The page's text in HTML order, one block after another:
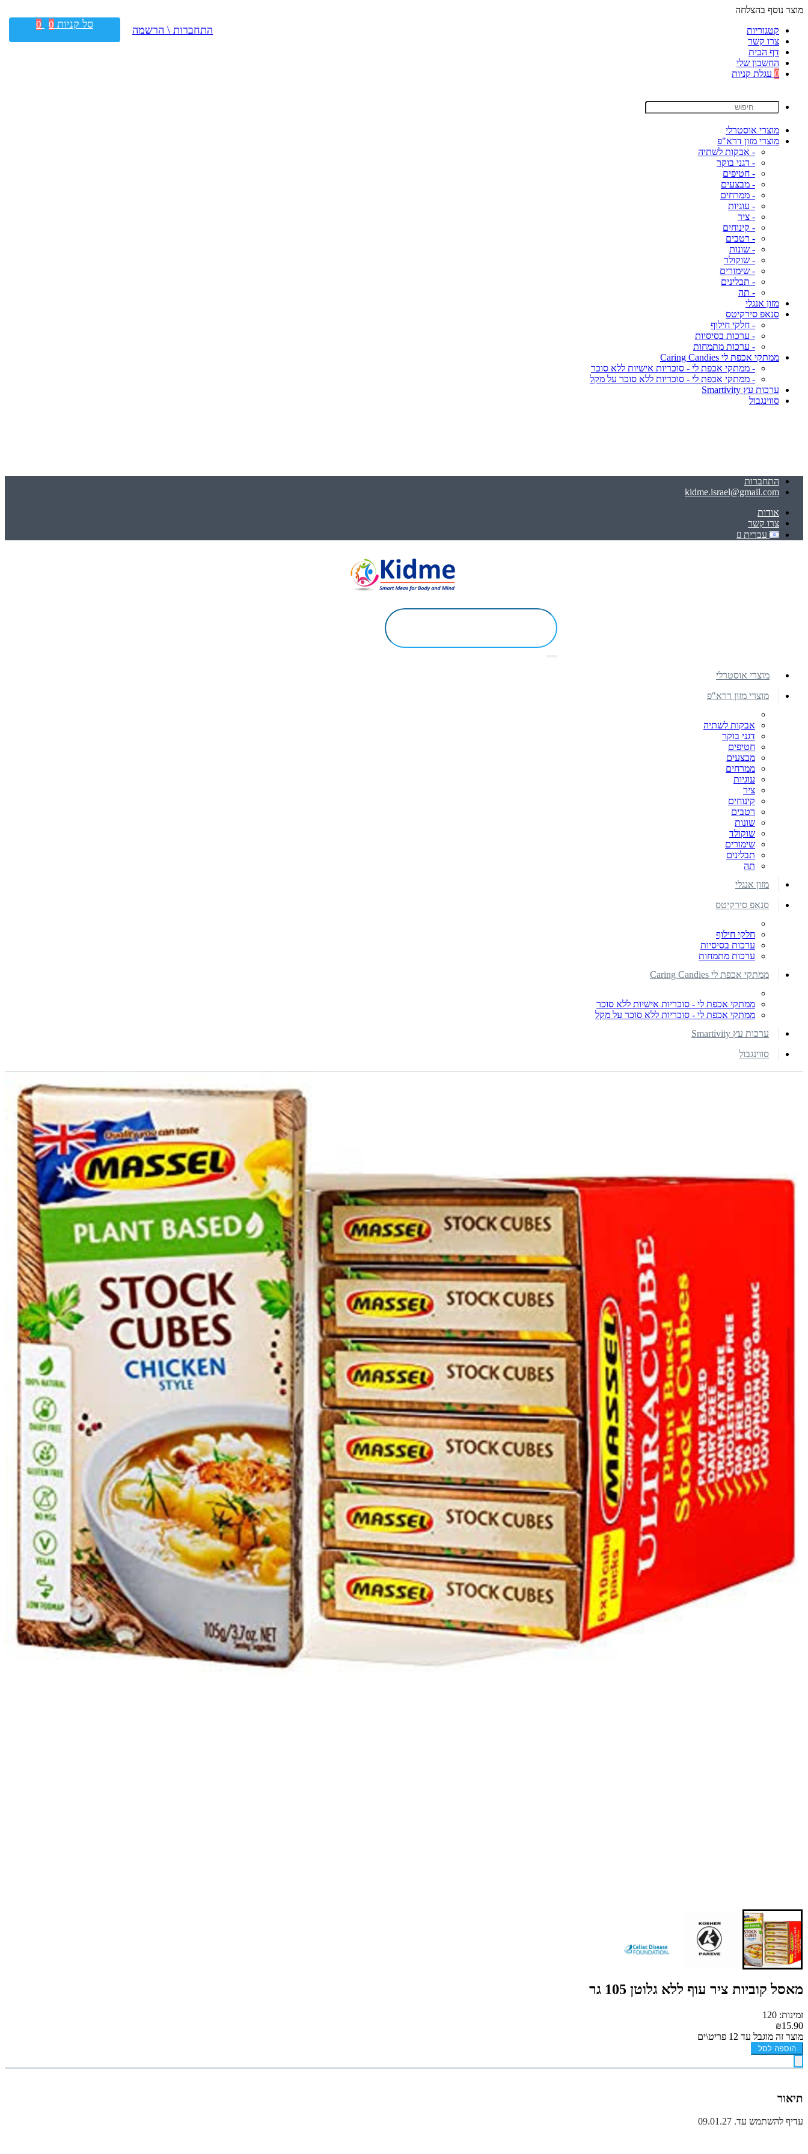
מוצר נוסף בהצלחה
קטגוריות
צרו קשר
דף הבית
החשבון שלי
0 עגלת קניות
מוצרי אוסטרלי
מוצרי מזון דרא"פ
- אבקות לשתיה
- דגני בוקר
- חטיפים
- מבצעים
- ממרחים
- עוגיות
- ציר
- קינוחים
- רטבים
- שונות
- שוקולד
- שימורים
- תבלינים
- תה
מזון אנגלי
סנאפ סירקיטס
- חלקי חילוף
- ערכות בסיסיות
- ערכות מתמחות
ממתקי אכפת לי Caring Candies
- ממתקי אכפת לי - סוכריות אישיות ללא סוכר
- ממתקי אכפת לי - סוכריות ללא סוכר על מקל
ערכות עץ Smartivity
סווינגבול
התחברות
kidme.israel@gmail.com
אודות
צרו קשר
עברית
התחברות \ הרשמה סל קניות 0
0
מוצרי אוסטרלי
מוצרי מזון דרא"פ
אבקות לשתיה
דגני בוקר
חטיפים
מבצעים
ממרחים
עוגיות
ציר
קינוחים
רטבים
שונות
שוקולד
שימורים
תבלינים
תה
מזון אנגלי
סנאפ סירקיטס
חלקי חילוף
ערכות בסיסיות
ערכות מתמחות
ממתקי אכפת לי Caring Candies
ממתקי אכפת לי - סוכריות אישיות ללא סוכר
ממתקי אכפת לי - סוכריות ללא סוכר על מקל
ערכות עץ Smartivity
סווינגבול
מאסל קוביות ציר עוף ללא גלוטן 105 גר
זמינות: 120
₪15.90
מוצר זה מוגבל עד 12 פריט\ים
הוספה לסל
תיאור
עדיף להשתמש עד. 09.01.27